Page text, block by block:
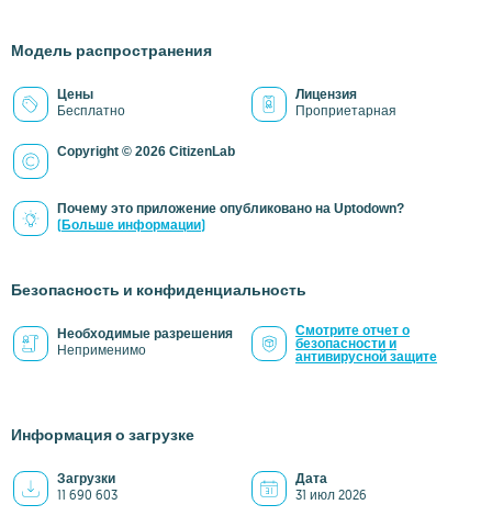
Модель распространения
Цены
Бесплатно
Лицензия
Проприетарная
Copyright © 2026 CitizenLab
Почему это приложение опубликовано на Uptodown?
(Больше информации)
Безопасность и конфиденциальность
Необходимые разрешения
Неприменимо
Смотрите отчет о
безопасности и
антивирусной защите
Информация о загрузке
Загрузки
11 690 603
Дата
31 июл 2026